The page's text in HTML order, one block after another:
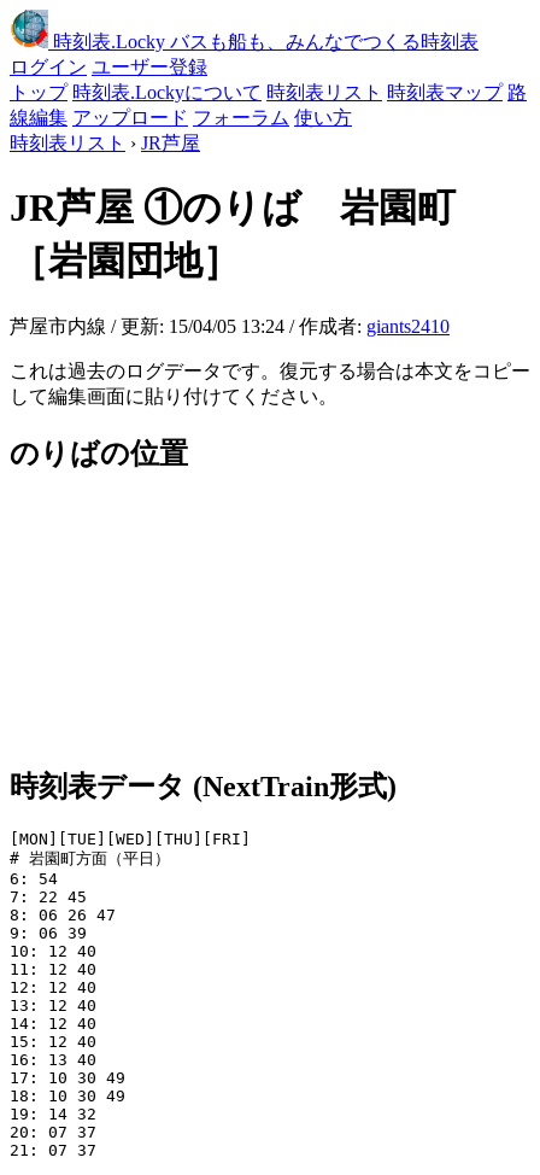
時刻表.Locky バスも船も、みんなでつくる時刻表
ログイン ユーザー登録
トップ 時刻表.Lockyについて 時刻表リスト 時刻表マップ 路
線編集 アップロード フォーラム 使い方
時刻表リスト › JR芦屋
JR芦屋 ①のりば 岩園町
［岩園団地］
芦屋市内線 / 更新: 15/04/05 13:24 / 作成者: giants2410
これは過去のログデータです。復元する場合は本文をコピー
して編集画面に貼り付けてください。
のりばの位置
時刻表データ (NextTrain形式)
[MON][TUE][WED][THU][FRI]
# 岩園町方面（平日）
6: 54
7: 22 45
8: 06 26 47
9: 06 39
10: 12 40
11: 12 40
12: 12 40
13: 12 40
14: 12 40
15: 12 40
16: 13 40
17: 10 30 49
18: 10 30 49
19: 14 32
20: 07 37
21: 07 37